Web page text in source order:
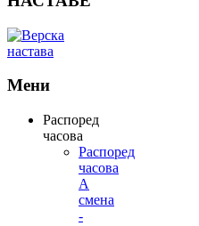
Мени
Распоред
часова
Распоред
часова
А
смена
-